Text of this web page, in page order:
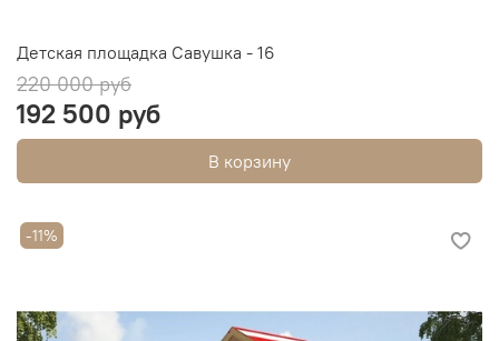
Детская площадка Савушка - 16
220 000 руб
192 500 руб
В корзину
-11%